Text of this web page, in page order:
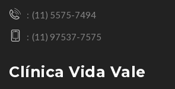
(11) 5575-7494
(11) 97537-7575
Clínica Vida Vale